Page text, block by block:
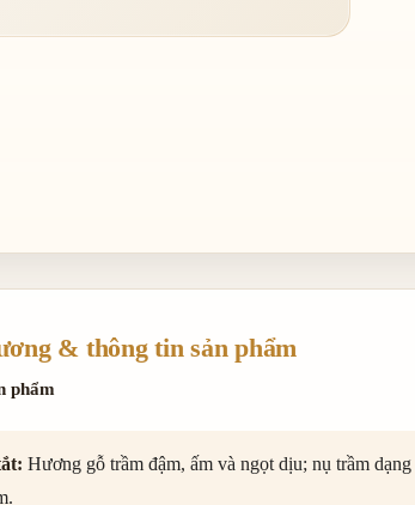
& thông tin sản phẩm
phẩm
Hương gỗ trầm đậm, ấm và ngọt dịu; nụ trầm